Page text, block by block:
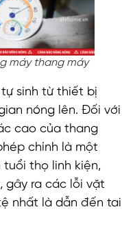
máy thang máy
sinh từ thiết bị
nóng lên. Đối với
cao của thang
chính là một
tuổi thọ linh kiện,
gây ra các lỗi vặt
nhất là dẫn đến tai